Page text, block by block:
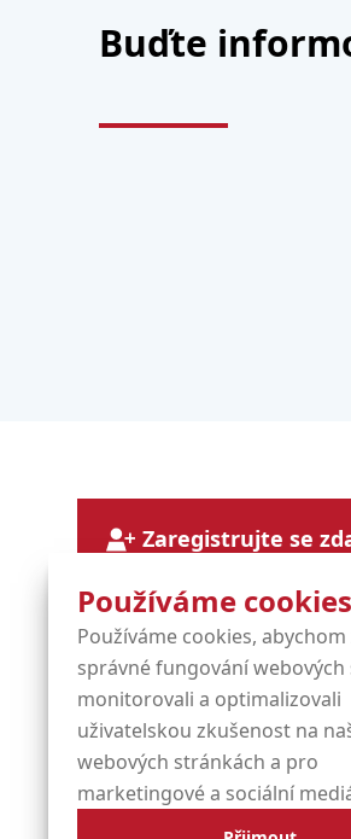
Používáme cookies
Používáme cookies,
správné fungování webových
monitorovali a optimalizovali
uživatelskou zkušenost na
webových stránkách a pro
marketingové a sociální
Buďte
Zaregistrujte se
Diensten
Názvy domén
Spravované služby
Hostování
Certifikáty SSL